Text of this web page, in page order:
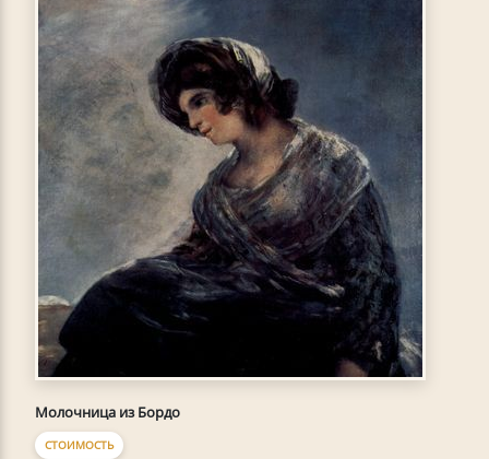
Молочница из Бордо
СТОИМОСТЬ